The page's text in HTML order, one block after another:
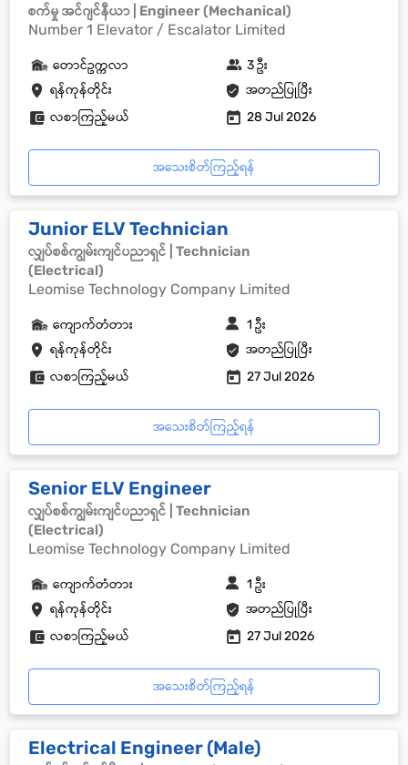
စက်မှု အင်ဂျင်နီယာ | Engineer (Mechanical)
Number 1 Elevator / Escalator Limited
ရန်ကုန်တိုင်း အတည်ပြုပြီး
တောင်ဥက္ကလာ 3 ဦး
လစာကြည့်မယ် 28 Jul 2026
အသေးစိတ်ကြည့်ရန်
Junior ELV Technician
လျှပ်စစ်ကျွမ်းကျင်ပညာရှင် | Technician
(Electrical)
Leomise Technology Company Limited
ရန်ကုန်တိုင်း အတည်ပြုပြီး
ကျောက်တံတား 1 ဦး
လစာကြည့်မယ် 27 Jul 2026
အသေးစိတ်ကြည့်ရန်
Senior ELV Engineer
လျှပ်စစ်ကျွမ်းကျင်ပညာရှင် | Technician
(Electrical)
Leomise Technology Company Limited
ရန်ကုန်တိုင်း အတည်ပြုပြီး
ကျောက်တံတား 1 ဦး
လစာကြည့်မယ် 27 Jul 2026
အသေးစိတ်ကြည့်ရန်
Electrical Engineer (Male)